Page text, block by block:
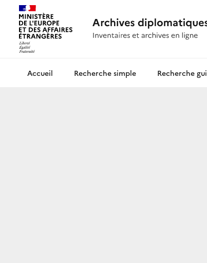
Archives diplomatiquesRecherche simple Recherche